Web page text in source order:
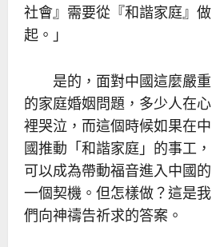
社會』需要從『和諧家庭』做
起。」
是的，面對中國這麼嚴重
的家庭婚姻問題，多少人在心
裡哭泣，而這個時候如果在中
國推動「和諧家庭」的事工，
可以成為帶動福音進入中國的
一個契機。但怎樣做？這是我
們向神禱告祈求的答案。